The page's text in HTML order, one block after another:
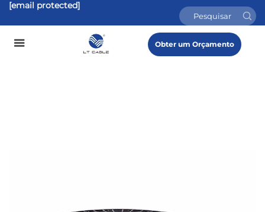
[email protected]
Obter um Orçamento